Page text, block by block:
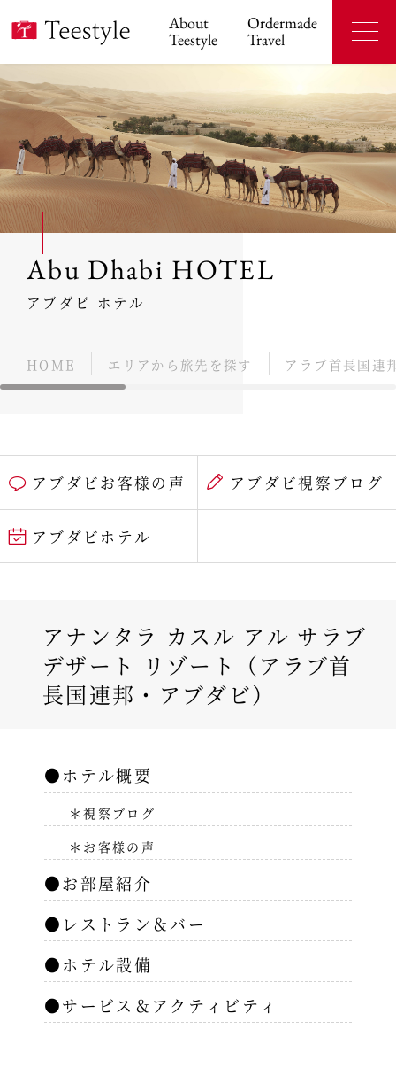
About
Teestyle
Ordermade
Travel
Abu Dhabi HOTEL
アブダビ ホテル
HOME エリアから旅先を探す アラブ首長国連
アブダビお客様の声 アブダビ視察ブログ
アブダビホテル
アナンタラ カスル アル サラブ
デザート リゾート（アラブ首
長国連邦・アブダビ）
●ホテル概要
＊視察ブログ
＊お客様の声
●お部屋紹介
●レストラン＆バー
●ホテル設備
●サービス＆アクティビティ